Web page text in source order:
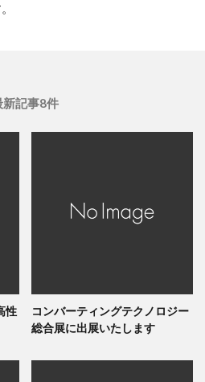
新記事8件
性
コンバーティングテクノロジー
総合展に出展いたします